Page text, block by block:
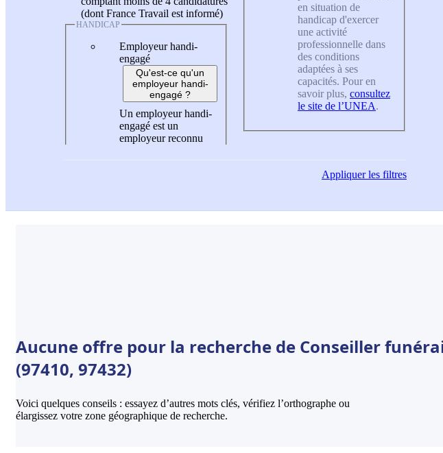
(dont France Travail est informé)
HANDICAP
Employeur handi-
engagé
Qu'est-ce qu'un
employeur handi-
engagé ?
Un employeur handi-
engagé est un
employeur reconnu
en situation de
handicap d'exercer
une activité
professionnelle dans
des conditions
adaptées à ses
capacités. Pour en
savoir plus, consultez
le site de l’UNEA.
Appliquerles filtres
Aucune offre pour la recherche de Conseiller
(97410, 97432)
Voici quelques conseils : essayez d’autres mots clés, vérifiez l’orthographe ou
élargissez votre zone géographique de recherche.